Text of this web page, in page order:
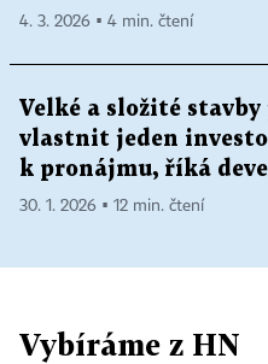
4. 3. 2026 ▪ 4 min. čtení
Velké a složité
vlastnit jeden
k pronájmu, říká
30. 1. 2026 ▪ 12 min. čtení
Vybíráme z HN